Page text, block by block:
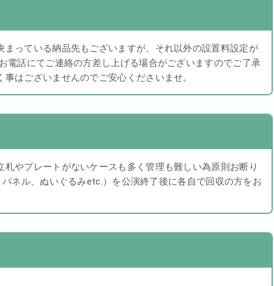
っている納品先もございますが、それ以外の設置料設定が
電話にてご連絡の方差し上げる場合がございますのでご了承
はございませんのでご安心くださいませ。
やプレートがないケースも多く管理も難しい為原則お断り
ネル、ぬいぐるみetc.）を公演終了後に各自で回収の方をお